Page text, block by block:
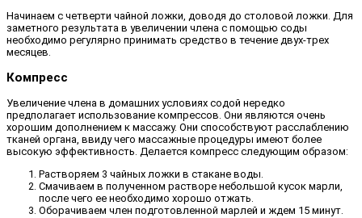
Начинаем с четверти чайной ложки, доводя до столовой ложки. Для
заметного результата в увеличении члена с помощью соды
необходимо регулярно принимать средство в течение двух-трех
месяцев.
Компресс
Увеличение члена в домашних условиях содой нередко
предполагает использование компрессов. Они являются очень
хорошим дополнением к массажу. Они способствуют расслаблению
тканей органа, ввиду чего массажные процедуры имеют более
высокую эффективность. Делается компресс следующим образом:
Растворяем 3 чайных ложки в стакане воды.
Смачиваем в полученном растворе небольшой кусок марли,
после чего ее необходимо хорошо отжать.
Оборачиваем член подготовленной марлей и ждем 15 минут.